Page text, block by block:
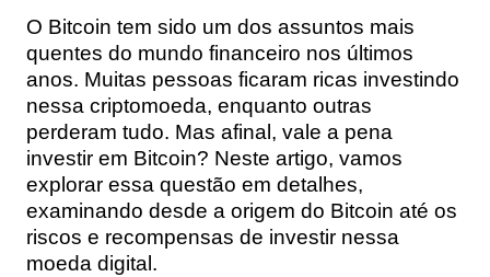
O Bitcoin tem sido um dos assuntos mais
quentes do mundo financeiro nos últimos
anos. Muitas pessoas ficaram ricas investindo
nessa criptomoeda, enquanto outras
perderam tudo. Mas afinal, vale a pena
investir em Bitcoin? Neste artigo, vamos
explorar essa questão em detalhes,
examinando desde a origem do Bitcoin até os
riscos e recompensas de investir nessa
moeda digital.